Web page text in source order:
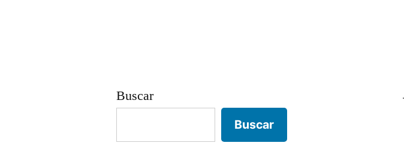
Buscar
Buscar